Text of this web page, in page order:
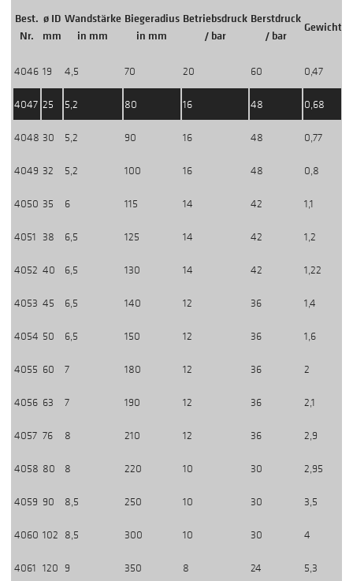
Best.
Nr.
ø ID
mm
Wandstärke
in mm
Biegeradius
in mm
Betriebsdruck
/ bar
Berstdruck
/ bar
Gewicht/
4046 19 4,5 70 20 60 0,47
4047 25 5,2 80 16 48 0,68
4048 30 5,2 90 16 48 0,77
4049 32 5,2 100 16 48 0,8
4050 35 6 115 14 42 1,1
4051 38 6,5 125 14 42 1,2
4052 40 6,5 130 14 42 1,22
4053 45 6,5 140 12 36 1,4
4054 50 6,5 150 12 36 1,6
4055 60 7 180 12 36 2
4056 63 7 190 12 36 2,1
4057 76 8 210 12 36 2,9
4058 80 8 220 10 30 2,95
4059 90 8,5 250 10 30 3,5
4060 102 8,5 300 10 30 4
4061 120 9 350 8 24 5,3